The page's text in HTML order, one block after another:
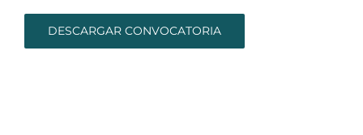
DESCARGAR CONVOCATORIA